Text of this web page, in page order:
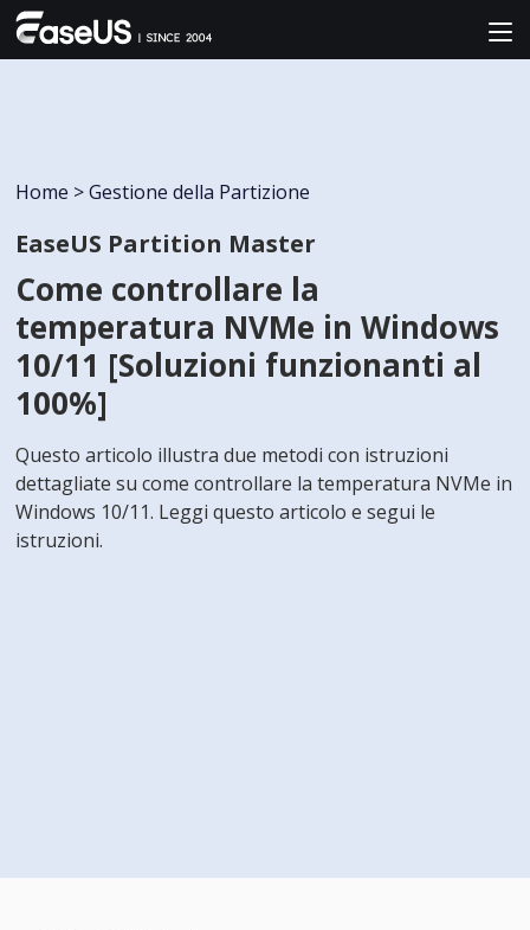
Home > Gestione della Partizione
EaseUS Partition Master
Come controllare la
temperatura NVMe in Windows
10/11 [Soluzioni funzionanti al
100%]
Questo articolo illustra due metodi con istruzioni
dettagliate su come controllare la temperatura NVMe in
Windows 10/11. Leggi questo articolo e segui le
istruzioni.